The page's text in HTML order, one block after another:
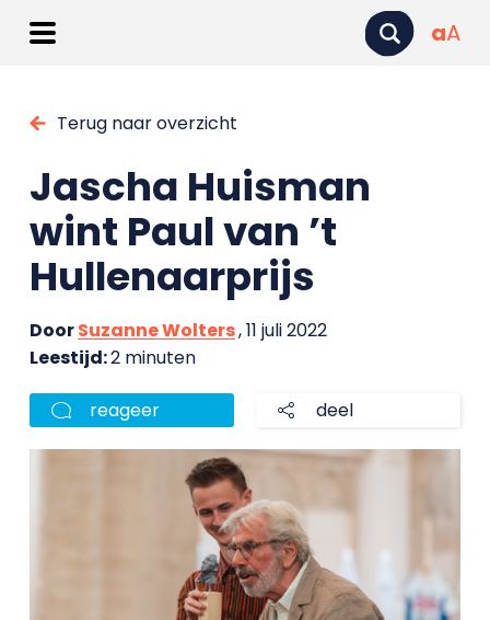
aA
Terug naar overzicht
Jascha Huisman
wint Paul van ’t
Hullenaarprijs
DoorSuzanne Wolters, 11 juli 2022
Leestijd:2 minuten
reageer deel